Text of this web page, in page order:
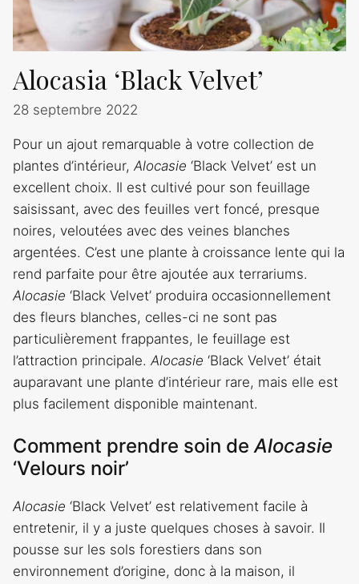
Alocasia ‘Black Velvet’
28 septembre 2022
Pour un ajout remarquable à votre collection de
plantes d’intérieur, Alocasie ‘Black Velvet’ est un
excellent choix. Il est cultivé pour son feuillage
saisissant, avec des feuilles vert foncé, presque
noires, veloutées avec des veines blanches
argentées. C’est une plante à croissance lente qui la
rend parfaite pour être ajoutée aux terrariums.
Alocasie ‘Black Velvet’ produira occasionnellement
des fleurs blanches, celles-ci ne sont pas
particulièrement frappantes, le feuillage est
l’attraction principale. Alocasie ‘Black Velvet’ était
auparavant une plante d’intérieur rare, mais elle est
plus facilement disponible maintenant.
Comment prendre soin deAlocasie
‘Velours noir’
Alocasie ‘Black Velvet’ est relativement facile à
entretenir, il y a juste quelques choses à savoir. Il
pousse sur les sols forestiers dans son
environnement d’origine, donc à la maison, il